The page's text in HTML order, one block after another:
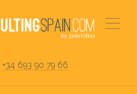
+34 693 90 79 66